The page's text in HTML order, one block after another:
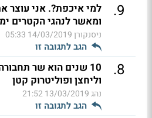
9
.
למי איכפת?. אני עוצר
ומאשר לנהגי הקטרים
ניסנקורן14/03/2019 05:33
הגב לתגובה זו
8
.
10 שנים הוא שר
וליחצן ופוליטרוק קטן
נהג13/03/2019 21:52
הגב לתגובה זו